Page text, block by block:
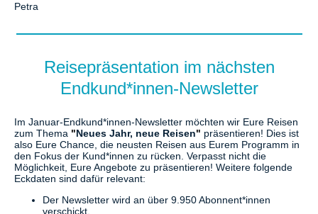
Petra
Reisepräsentation im nächsten
Endkund*innen-Newsletter
Im Januar-Endkund*innen-Newsletter möchten wir Eure Reisen
zum Thema "Neues Jahr, neue Reisen" präsentieren! Dies ist
also Eure Chance, die neusten Reisen aus Eurem Programm in
den Fokus der Kund*innen zu rücken. Verpasst nicht die
Möglichkeit, Eure Angebote zu präsentieren! Weitere folgende
Eckdaten sind dafür relevant:
Der Newsletter wird an über 9.950 Abonnent*innen
verschickt.